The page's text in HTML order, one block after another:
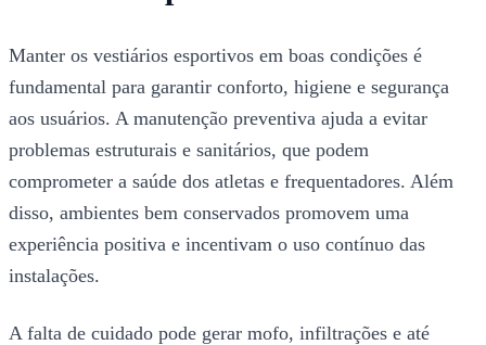
Manter os vestiários esportivos em boas condições é
fundamental para garantir conforto, higiene e segurança
aos usuários. A manutenção preventiva ajuda a evitar
problemas estruturais e sanitários, que podem
comprometer a saúde dos atletas e frequentadores. Além
disso, ambientes bem conservados promovem uma
experiência positiva e incentivam o uso contínuo das
instalações.
A falta de cuidado pode gerar mofo, infiltrações e até